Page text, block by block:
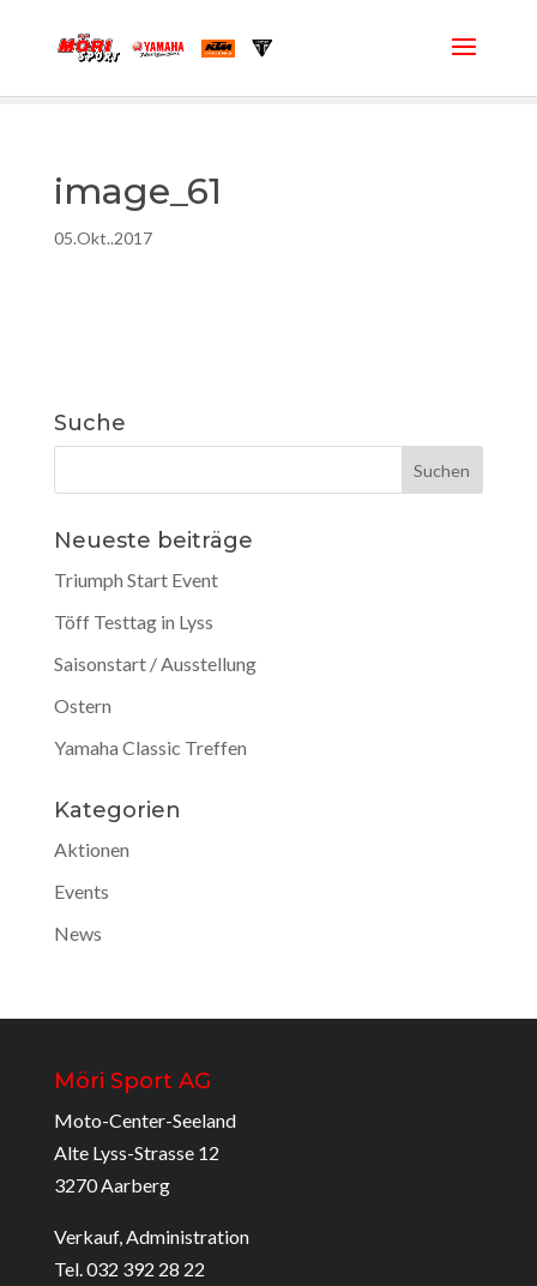
image_61
05.Okt..2017
Suche
Neueste beiträge
Triumph Start Event
Töff Testtag in Lyss
Saisonstart / Ausstellung
Ostern
Yamaha Classic Treffen
Kategorien
Aktionen
Events
News
Möri Sport AG
Moto-Center-Seeland
Alte Lyss-Strasse 12
3270 Aarberg
Verkauf, Administration
Tel. 032 392 28 22